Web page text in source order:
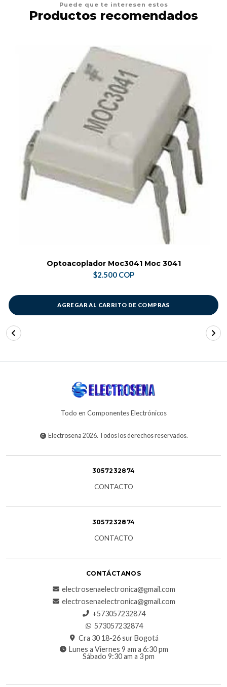
Puede que te interesen estos
Productos recomendados
Optoacoplador Moc3041 Moc 3041
$2.500 COP
AGREGAR AL CARRITO DE COMPRAS
Todo en Componentes Electrónicos
Electrosena 2026. Todos los derechos reservados.
3057232874
CONTACTO
3057232874
CONTACTO
CONTÁCTANOS
electrosenaelectronica@gmail.com
electrosenaelectronica@gmail.com
+573057232874
573057232874
Cra 30 18-26 sur Bogotá
Lunes a Viernes 9 am a 6:30 pm
Sábado 9:30 am a 3 pm